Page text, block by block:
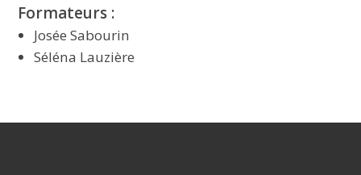
Formateurs :
Josée Sabourin
Séléna Lauzière